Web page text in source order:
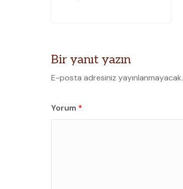
Bir yanıt yazın
E-posta adresiniz yayınlanmayacak.
Yorum *